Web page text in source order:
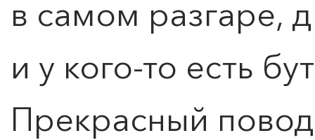
в самом разгаре,
и у кого-то есть
Прекрасный